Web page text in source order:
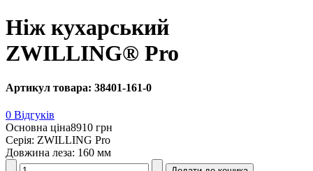
Ніж кухарський
ZWILLING® Pro
Артикул товара: 38401-161-0
0 Відгуків
Основна ціна8910 грн
Серія: ZWILLING Pro
Довжина леза: 160 мм